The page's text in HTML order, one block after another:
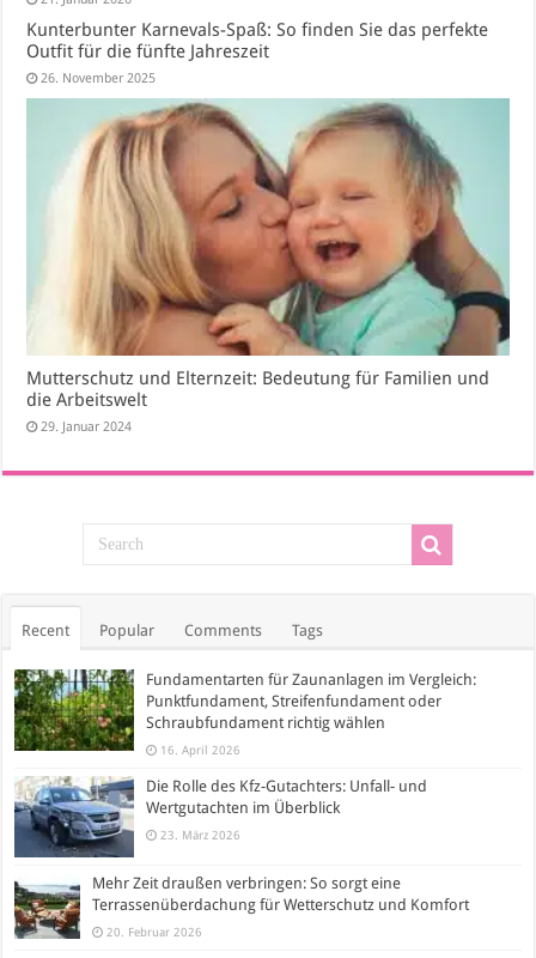
Kunterbunter Karnevals-Spaß: So finden Sie das perfekte
Outfit für die fünfte Jahreszeit
26. November 2025
Mutterschutz und Elternzeit: Bedeutung für Familien und
die Arbeitswelt
29. Januar 2024
Recent Popular Comments Tags
Fundamentarten für Zaunanlagen im Vergleich:
Punktfundament, Streifenfundament oder
Schraubfundament richtig wählen
16. April 2026
Die Rolle des Kfz-Gutachters: Unfall- und
Wertgutachten im Überblick
23. März 2026
Mehr Zeit draußen verbringen: So sorgt eine
Terrassenüberdachung für Wetterschutz und Komfort
20. Februar 2026